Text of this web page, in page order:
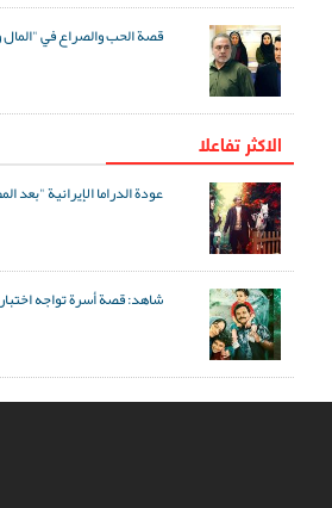
قصة الحب والصراع في
الاکثر تفاعلا
عودة الدراما الإيرانية "بعد
شاهد: قصة أسرة تواجه